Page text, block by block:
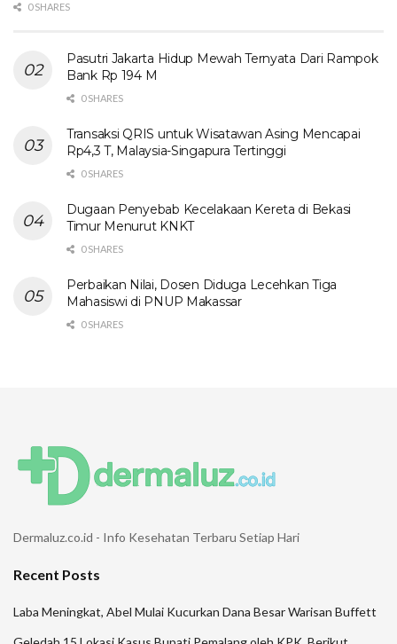
0 SHARES
Pasutri Jakarta Hidup Mewah Ternyata Dari Rampok
Bank Rp 194 M
0 SHARES
Transaksi QRIS untuk Wisatawan Asing Mencapai
Rp4,3 T, Malaysia-Singapura Tertinggi
0 SHARES
Dugaan Penyebab Kecelakaan Kereta di Bekasi
Timur Menurut KNKT
0 SHARES
Perbaikan Nilai, Dosen Diduga Lecehkan Tiga
Mahasiswi di PNUP Makassar
0 SHARES
Dermaluz.co.id - Info Kesehatan Terbaru Setiap Hari
Recent Posts
Laba Meningkat, Abel Mulai Kucurkan Dana Besar Warisan Buffett